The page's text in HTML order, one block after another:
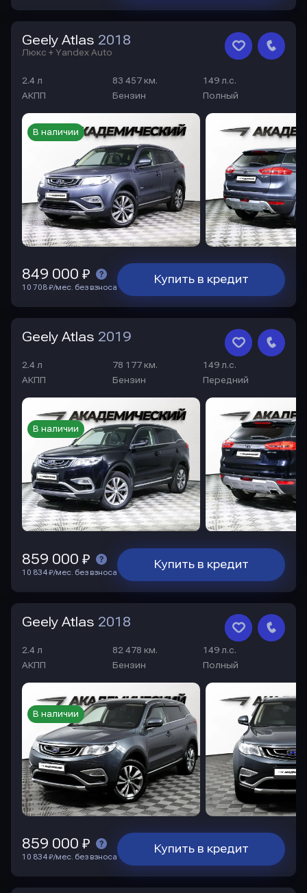
Geely Atlas 2018
Люкс + Yandex Auto
2.4 л 83 457 км.
149 л.с.
АКПП
Бензин Полный
В наличии
Купить в кредит
849 000 ₽
10 708 ₽/мес. без взноса
Geely Atlas 2019
2.4 л 78 177 км.
149 л.с.
АКПП
Бензин Передний
В наличии
Купить в кредит
859 000 ₽
10 834 ₽/мес. без взноса
Geely Atlas 2018
2.4 л 82 478 км.
149 л.с.
АКПП
Бензин Полный
В наличии
Купить в кредит
859 000 ₽
10 834 ₽/мес. без взноса